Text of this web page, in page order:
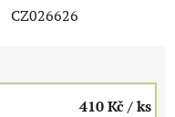
CZ026626
410 Kč/ ks